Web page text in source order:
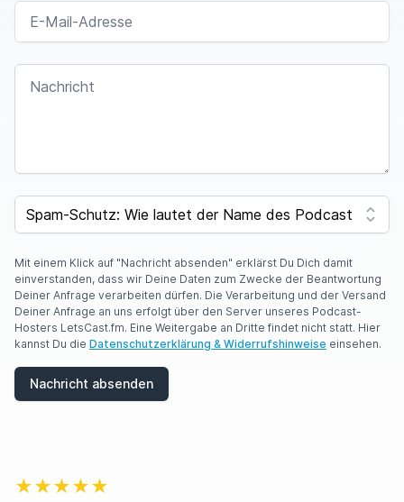
E-MAIL-ADRESSE
NACHRICHT
SPAM CAPTCHA
Mit einem Klick auf "Nachricht absenden" erklärst Du Dich damit
einverstanden, dass wir Deine Daten zum Zwecke der Beantwortung
Deiner Anfrage verarbeiten dürfen. Die Verarbeitung und der Versand
Deiner Anfrage an uns erfolgt über den Server unseres Podcast-
Hosters LetsCast.fm. Eine Weitergabe an Dritte findet nicht statt. Hier
kannst Du die Datenschutzerklärung & Widerrufshinweise einsehen.
Nachricht absenden
★★★★★